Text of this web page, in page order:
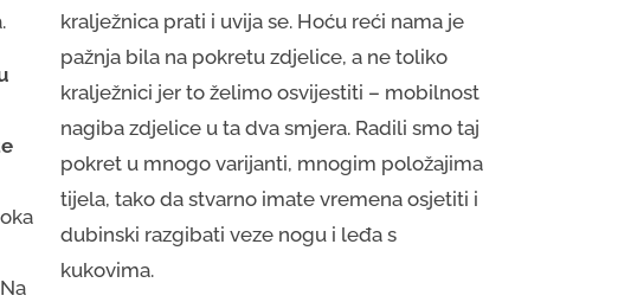
kralježnica prati i uvija se. Hoću reći nama je
pažnja bila na pokretu zdjelice, a ne toliko
kralježnici jer to želimo osvijestiti – mobilnost
nagiba zdjelice u ta dva smjera. Radili smo taj
pokret u mnogo varijanti, mnogim položajima
tijela, tako da stvarno imate vremena osjetiti i
dubinski razgibati veze nogu i leđa s
kukovima.